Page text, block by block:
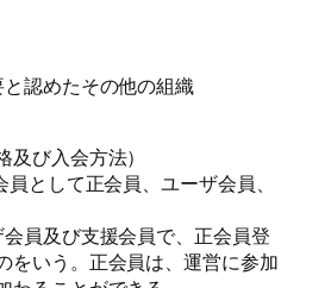
と認めたその他の組織
及び入会方法）
として正会員、ユーザ会員、
員及び支援会員で、正会員登
をいう。正会員は、運営に参加